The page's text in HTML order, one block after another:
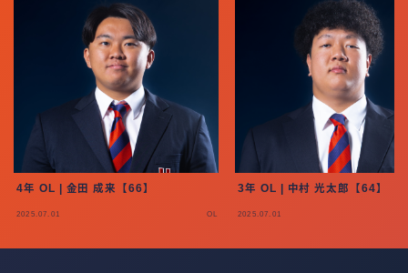
4年 OL | 金田 成来【66】
2025.07.01 OL
3年 OL | 中村 光太郎【64】
2025.07.01